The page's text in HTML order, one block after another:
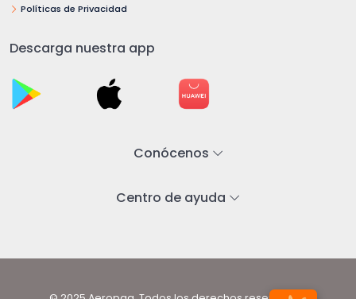
Políticas de Privacidad
Descarga nuestra app
Conócenos
Centro de ayuda